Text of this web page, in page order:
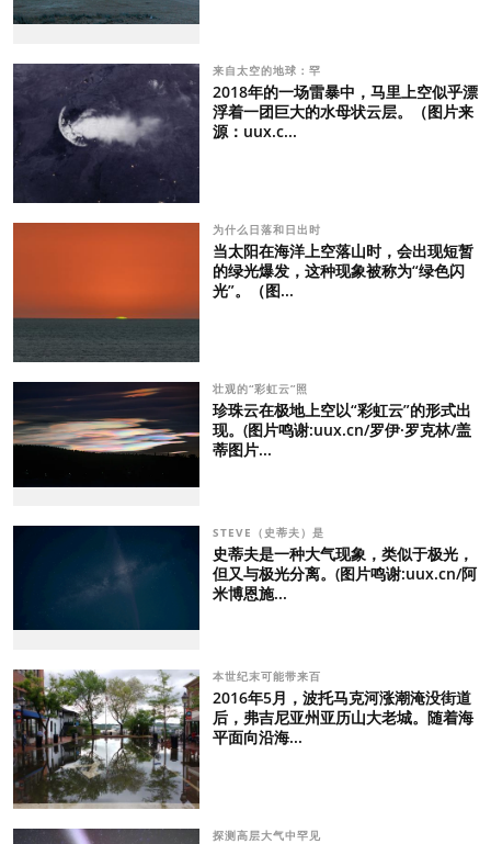
来自太空的地球：罕
2018年的一场雷暴中，马里上空似乎漂
浮着一团巨大的水母状云层。（图片来
源：uux.c...
为什么日落和日出时
当太阳在海洋上空落山时，会出现短暂
的绿光爆发，这种现象被称为“绿色闪
光”。（图...
壮观的“彩虹云”照
珍珠云在极地上空以“彩虹云”的形式出
现。(图片鸣谢:uux.cn/罗伊·罗克林/盖
蒂图片...
STEVE（史蒂夫）是
史蒂夫是一种大气现象，类似于极光，
但又与极光分离。(图片鸣谢:uux.cn/阿
米博恩施...
本世纪末可能带来百
2016年5月，波托马克河涨潮淹没街道
后，弗吉尼亚州亚历山大老城。随着海
平面向沿海...
探测高层大气中罕见